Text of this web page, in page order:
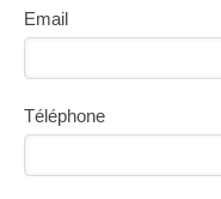
Email
Téléphone